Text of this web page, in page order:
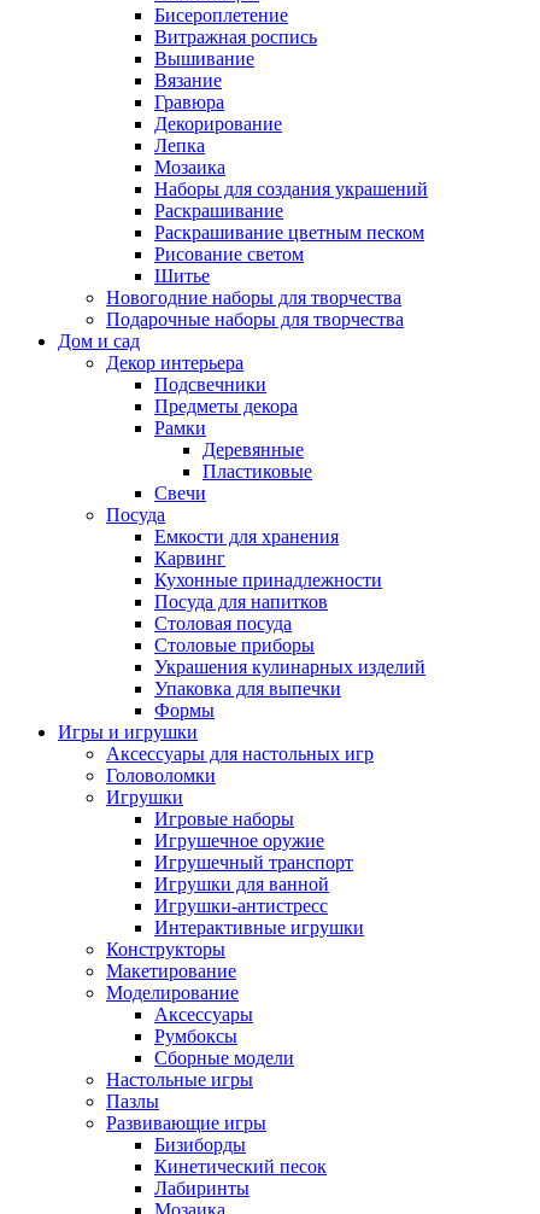
Бисероплетение
Витражная роспись
Вышивание
Вязание
Гравюра
Декорирование
Лепка
Мозаика
Наборы для создания украшений
Раскрашивание
Раскрашивание цветным песком
Рисование светом
Шитье
Новогодние наборы для творчества
Подарочные наборы для творчества
Дом и сад
Декор интерьера
Подсвечники
Предметы декора
Рамки
Деревянные
Пластиковые
Свечи
Посуда
Емкости для хранения
Карвинг
Кухонные принадлежности
Посуда для напитков
Столовая посуда
Столовые приборы
Украшения кулинарных изделий
Упаковка для выпечки
Формы
Игры и игрушки
Аксессуары для настольных игр
Головоломки
Игрушки
Игровые наборы
Игрушечное оружие
Игрушечный транспорт
Игрушки для ванной
Игрушки-антистресс
Интерактивные игрушки
Конструкторы
Макетирование
Моделирование
Аксессуары
Румбоксы
Сборные модели
Настольные игры
Пазлы
Развивающие игры
Бизиборды
Кинетический песок
Лабиринты
Мозаика